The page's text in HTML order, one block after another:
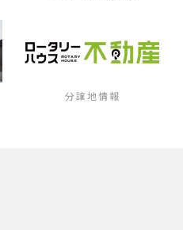
分譲地情報